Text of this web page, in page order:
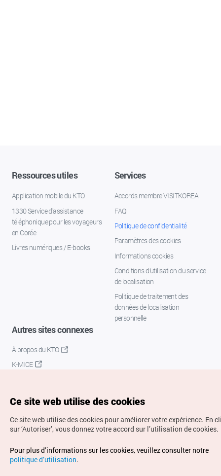
Ressources utiles
Application mobile du KTO
1330 Service d'assistance
téléphonique pour les voyageurs
en Corée
Livres numériques / E-books
Services
Accords membre VISITKOREA
FAQ
Politique de confidentialité
Paramètres des cookies
Informations cookies
Conditions d’utilisation du service
de localisation
Politique de traitement des
données de localisation
personnelle
Autres sites connexes
À propos du KTO
K-MICE
Droits d’auteur (c) Office National du Tourisme en Corée.
Tous droits réservés.
Pour les rapports d'erreurs et demandes de renseignements,
Ce site web utilise des cookies
Ce site web utilise des cookies pour améliorer votre expérience. En
sur ‘Autoriser’, vous donnez votre accord sur l’utilisation de cookies.
Pour plus d’informations sur les cookies, veuillez consulter notre
politique d’utilisation.